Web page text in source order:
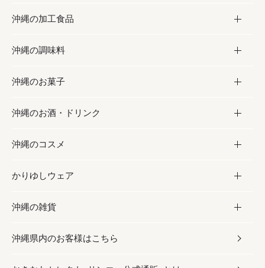
お取り寄せグルメ
フルーツ・野菜
お肉
海産物
沖縄の加工食品
加工食品
缶詰／パウチ
沖縄料理
沖縄そば／乾麺
レトルト食品
乾物／粉類
沖縄の調味料
調味料
砂糖／黒砂糖
塩
お酢／ドレッシング
しょうゆ
みそ
沖縄のお菓子
お菓子
黒糖
ちんすこう
伝統菓子
スナック
沖縄のお酒・ドリンク
お酒・ドリンク
泡盛
ビール・チューハイ
ワイン・ウィスキー・カクテル
沖縄のコスメ
コスメ
スキンケア
ボディケア
かりゆしウェア
かりゆしウェア
メンズ
沖縄の雑貨
雑貨
沖縄県内のお客様はこちら